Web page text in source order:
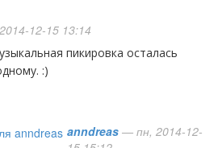
12-15 13:14
:)
anndreas — пн, 2014-12-